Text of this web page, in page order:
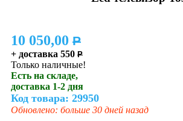
10 050,00 P
+ доставка 550 P
Только наличные!
Есть на складе,
доставка 1-2 дня
Код товара: 29950
Обновлено: больше 30 дней назад